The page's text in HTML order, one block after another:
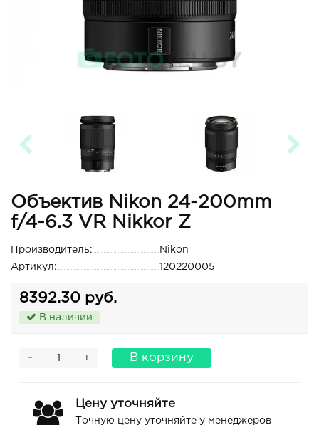
Объектив Nikon 24-200mm
f/4-6.3 VR Nikkor Z
Производитель:
Nikon
Артикул:
120220005
8392.30 руб.
В наличии
+
- В корзину
Цену уточняйте
Точную цену уточняйте у менеджеров